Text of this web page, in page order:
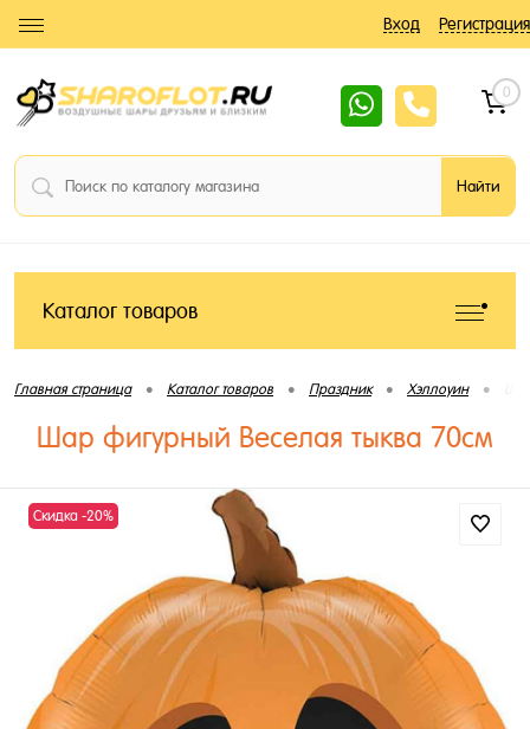
Вход Регистрация
0
Каталог товаров
Главная страница • Каталог товаров • Праздник • Хэллоуин •
Шар фигурный Веселая тыква 70см
Скидка -20%